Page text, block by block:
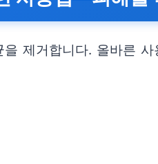
제거합니다. 올바른